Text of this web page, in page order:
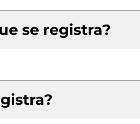
se registra?